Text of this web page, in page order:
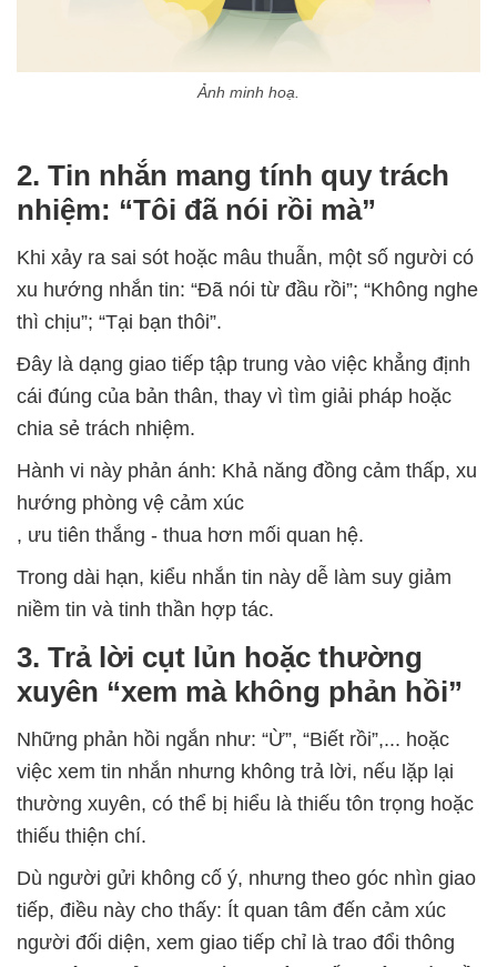
Ảnh minh hoạ.
2. Tin nhắn mang tính quy trách
nhiệm: “Tôi đã nói rồi mà”
Khi xảy ra sai sót hoặc mâu thuẫn, một số người có
xu hướng nhắn tin: “Đã nói từ đầu rồi”; “Không nghe
thì chịu”; “Tại bạn thôi”.
Đây là dạng giao tiếp tập trung vào việc khẳng định
cái đúng của bản thân, thay vì tìm giải pháp hoặc
chia sẻ trách nhiệm.
Hành vi này phản ánh: Khả năng đồng cảm thấp, xu
hướng phòng vệ cảm xúc
, ưu tiên thắng - thua hơn mối quan hệ.
Trong dài hạn, kiểu nhắn tin này dễ làm suy giảm
niềm tin và tinh thần hợp tác.
3. Trả lời cụt lủn hoặc thường
xuyên “xem mà không phản hồi”
Những phản hồi ngắn như: “Ừ”, “Biết rồi”,... hoặc
việc xem tin nhắn nhưng không trả lời, nếu lặp lại
thường xuyên, có thể bị hiểu là thiếu tôn trọng hoặc
thiếu thiện chí.
Dù người gửi không cố ý, nhưng theo góc nhìn giao
tiếp, điều này cho thấy: Ít quan tâm đến cảm xúc
người đối diện, xem giao tiếp chỉ là trao đổi thông